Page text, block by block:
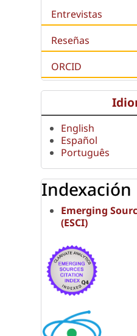
Entrevistas
Reseñas
ORCID
English
Español
Português
Indexación
Emerging
(ESCI)